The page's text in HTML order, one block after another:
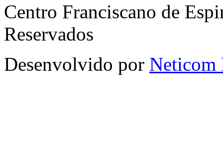
Centro Franciscano de
Reservados
Desenvolvido por Neticom